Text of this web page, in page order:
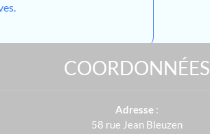
COORDONNÉES
Adresse :
58 rue Jean Bleuzen